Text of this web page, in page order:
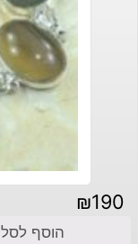
₪190
הוסף לסל